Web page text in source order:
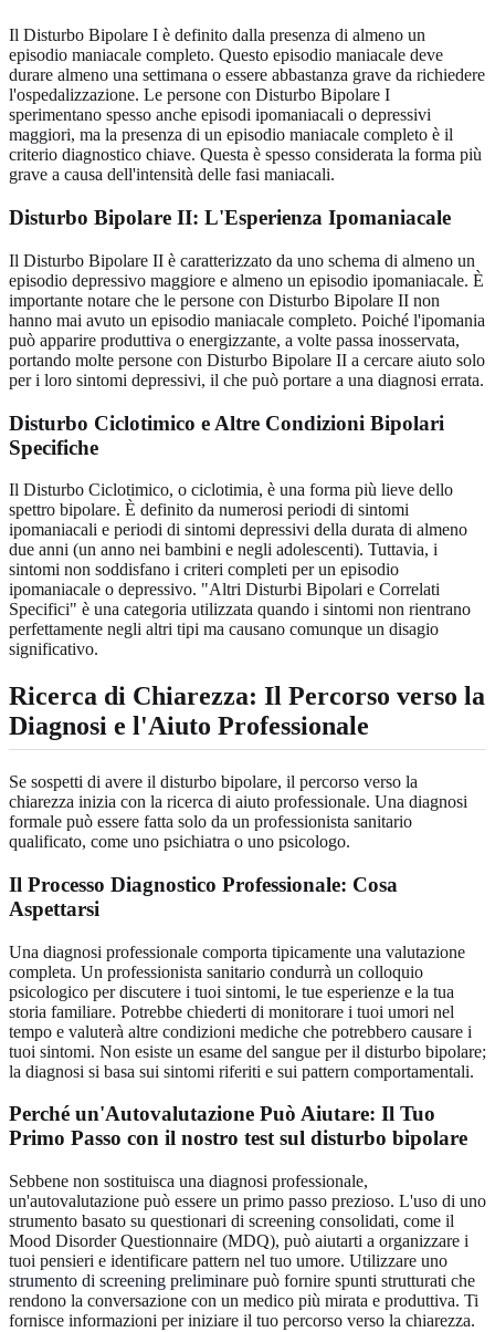
Il Disturbo Bipolare I è definito dalla presenza di almeno un
episodio maniacale completo. Questo episodio maniacale deve
durare almeno una settimana o essere abbastanza grave da richiedere
l'ospedalizzazione. Le persone con Disturbo Bipolare I
sperimentano spesso anche episodi ipomaniacali o depressivi
maggiori, ma la presenza di un episodio maniacale completo è il
criterio diagnostico chiave. Questa è spesso considerata la forma più
grave a causa dell'intensità delle fasi maniacali.
Disturbo Bipolare II: L'Esperienza Ipomaniacale
Il Disturbo Bipolare II è caratterizzato da uno schema di almeno un
episodio depressivo maggiore e almeno un episodio ipomaniacale. È
importante notare che le persone con Disturbo Bipolare II non
hanno mai avuto un episodio maniacale completo. Poiché l'ipomania
può apparire produttiva o energizzante, a volte passa inosservata,
portando molte persone con Disturbo Bipolare II a cercare aiuto solo
per i loro sintomi depressivi, il che può portare a una diagnosi errata.
Disturbo Ciclotimico e Altre Condizioni Bipolari
Specifiche
Il Disturbo Ciclotimico, o ciclotimia, è una forma più lieve dello
spettro bipolare. È definito da numerosi periodi di sintomi
ipomaniacali e periodi di sintomi depressivi della durata di almeno
due anni (un anno nei bambini e negli adolescenti). Tuttavia, i
sintomi non soddisfano i criteri completi per un episodio
ipomaniacale o depressivo. "Altri Disturbi Bipolari e Correlati
Specifici" è una categoria utilizzata quando i sintomi non rientrano
perfettamente negli altri tipi ma causano comunque un disagio
significativo.
Ricerca di Chiarezza: Il Percorso verso la
Diagnosi e l'Aiuto Professionale
Se sospetti di avere il disturbo bipolare, il percorso verso la
chiarezza inizia con la ricerca di aiuto professionale. Una diagnosi
formale può essere fatta solo da un professionista sanitario
qualificato, come uno psichiatra o uno psicologo.
Il Processo Diagnostico Professionale: Cosa
Aspettarsi
Una diagnosi professionale comporta tipicamente una valutazione
completa. Un professionista sanitario condurrà un colloquio
psicologico per discutere i tuoi sintomi, le tue esperienze e la tua
storia familiare. Potrebbe chiederti di monitorare i tuoi umori nel
tempo e valuterà altre condizioni mediche che potrebbero causare i
tuoi sintomi. Non esiste un esame del sangue per il disturbo bipolare;
la diagnosi si basa sui sintomi riferiti e sui pattern comportamentali.
Perché un'Autovalutazione Può Aiutare: Il Tuo
Primo Passo con il nostro test sul disturbo bipolare
Sebbene non sostituisca una diagnosi professionale,
un'autovalutazione può essere un primo passo prezioso. L'uso di uno
strumento basato su questionari di screening consolidati, come il
Mood Disorder Questionnaire (MDQ), può aiutarti a organizzare i
tuoi pensieri e identificare pattern nel tuo umore. Utilizzare uno
strumento di screening preliminare può fornire spunti strutturati che
rendono la conversazione con un medico più mirata e produttiva. Ti
fornisce informazioni per iniziare il tuo percorso verso la chiarezza.